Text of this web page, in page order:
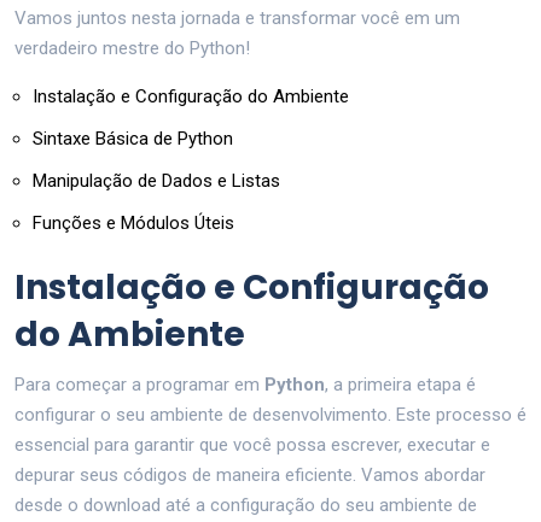
Vamos juntos nesta jornada e transformar você em um
verdadeiro mestre do Python!
Instalação e Configuração do Ambiente
Sintaxe Básica de Python
Manipulação de Dados e Listas
Funções e Módulos Úteis
Instalação e Configuração
do Ambiente
Para começar a programar em Python, a primeira etapa é
configurar o seu ambiente de desenvolvimento. Este processo é
essencial para garantir que você possa escrever, executar e
depurar seus códigos de maneira eficiente. Vamos abordar
desde o download até a configuração do seu ambiente de